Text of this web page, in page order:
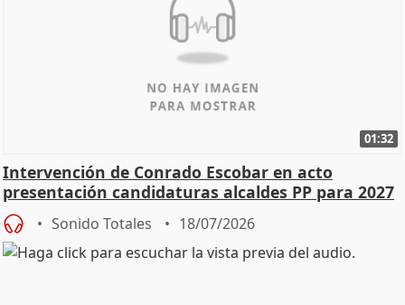
01:32
Intervención de Conrado Escobar en acto
presentación candidaturas alcaldes PP para 2027
Sonido Totales 18/07/2026